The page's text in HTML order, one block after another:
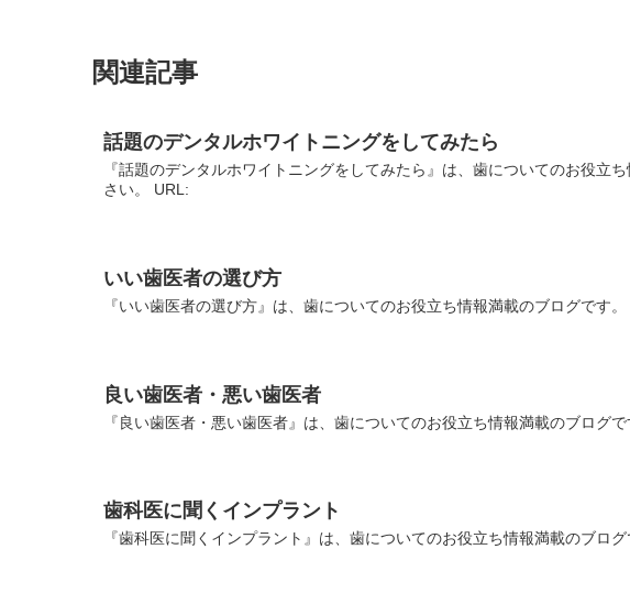
関連記事
話題のデンタルホワイトニングをしてみたら
『話題のデンタルホワイトニングをしてみたら』は、歯についてのお役立
さい。 URL:
いい歯医者の選び方
『いい歯医者の選び方』は、歯についてのお役立ち情報満載のブログです
良い歯医者・悪い歯医者
『良い歯医者・悪い歯医者』は、歯についてのお役立ち情報満載のブログ
歯科医に聞くインプラント
『歯科医に聞くインプラント』は、歯についてのお役立ち情報満載のブロ